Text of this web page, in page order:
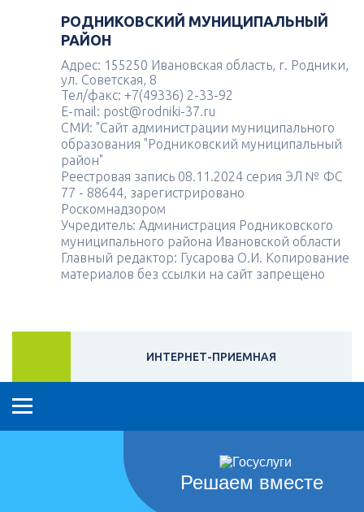
РОДНИКОВСКИЙ МУНИЦИПАЛЬНЫЙ
РАЙОН
Адрес: 155250 Ивановская область, г. Родники,
ул. Советская, 8
Тел/факс: +7(49336) 2-33-92
E-mail: post@rodniki-37.ru
СМИ: "Сайт администрации муниципального
образования "Родниковский муниципальный
район"
Реестровая запись 08.11.2024 серия ЭЛ № ФС
77 - 88644, зарегистрировано
Роскомнадзором
Учредитель: Администрация Родниковского
муниципального района Ивановской области
Главный редактор: Гусарова О.И. Копирование
материалов без ссылки на сайт запрещено
ИНТЕРНЕТ-ПРИЕМНАЯ
Решаем вместе